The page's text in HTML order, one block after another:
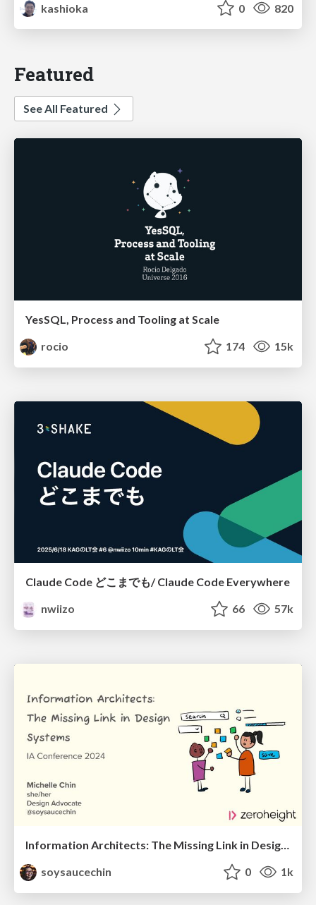
kashioka
0 820
Featured
See All Featured
YesSQL, Process and Tooling at Scale
rocio
174 15k
Claude Code どこまでも/ Claude Code Everywhere
nwiizo
66 57k
soysaucechin
0 1k